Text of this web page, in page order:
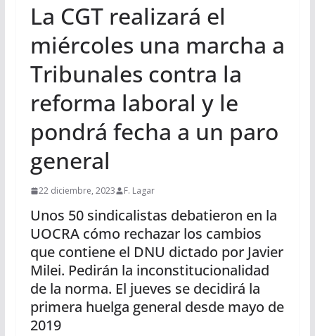
La CGT realizará el
miércoles una marcha a
Tribunales contra la
reforma laboral y le
pondrá fecha a un paro
general
22 diciembre, 2023 F. Lagar
Unos 50 sindicalistas debatieron en la
UOCRA cómo rechazar los cambios
que contiene el DNU dictado por Javier
Milei. Pedirán la inconstitucionalidad
de la norma. El jueves se decidirá la
primera huelga general desde mayo de
2019